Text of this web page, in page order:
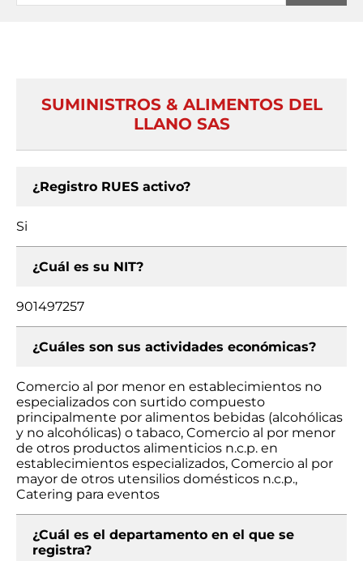
SUMINISTROS & ALIMENTOS DEL
LLANO SAS
¿Registro RUES activo?
Si
¿Cuál es su NIT?
901497257
¿Cuáles son sus actividades económicas?
Comercio al por menor en establecimientos no
especializados con surtido compuesto
principalmente por alimentos bebidas (alcohólicas
y no alcohólicas) o tabaco, Comercio al por menor
de otros productos alimenticios n.c.p. en
establecimientos especializados, Comercio al por
mayor de otros utensilios domésticos n.c.p.,
Catering para eventos
¿Cuál es el departamento en el que se
registra?